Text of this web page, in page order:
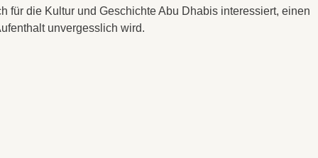
für die Kultur und Geschichte Abu Dhabis interessiert, einen
unvergesslich wird.